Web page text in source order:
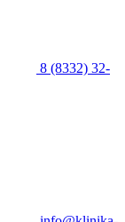
8 (8332) 32-